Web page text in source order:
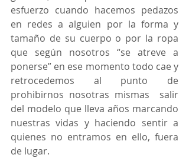
esfuerzo cuando hacemos pedazos
en redes a alguien por la forma y
tamaño de su cuerpo o por la ropa
que según nosotros “se atreve a
ponerse” en ese momento todo cae y
retrocedemos al punto de
prohibirnos nosotras mismas  salir
del modelo que lleva años marcando
nuestras vidas y haciendo sentir a
quienes no entramos en ello, fuera
de lugar.